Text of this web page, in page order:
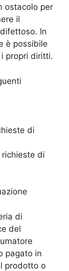
ostacolo per
il
In
è possibile
propri diritti.
di
di
di
del
pagato in
prodotto o